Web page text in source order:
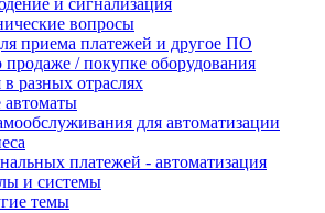
и сигнализация
вопросы
приема платежей и другое ПО
/ покупке оборудования
разных отраслях
для автоматизации
платежей - автоматизация
и системы
темы